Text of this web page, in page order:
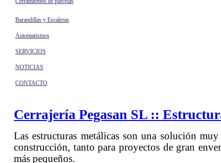
Barandillas y Escaleras
Automatismos
SERVICIOS
NOTICIAS
CONTACTO
Cerrajería Pegasan SL ::
Las estructuras metálicas son una solución
construcción, tanto para proyectos de gran
más pequeños.